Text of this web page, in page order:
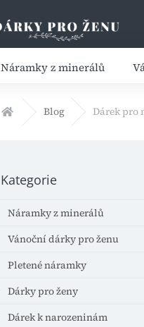
Náramky z minerálů
Domů Blog Dárek pro
kategorie
Kategorie
Náramky z minerálů
Vánoční dárky pro ženu
Pletené náramky
Dárky pro ženy
Dárek k narozeninám